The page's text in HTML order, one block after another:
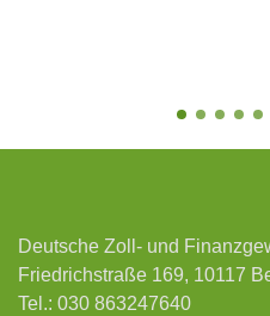
Deutsche Zoll- und
Friedrichstraße 169, 10117
Tel.: 030 863247640